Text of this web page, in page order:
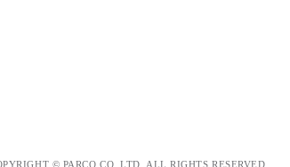
© PARCO.CO.,LTD. ALL RIGHTS RESERVED.